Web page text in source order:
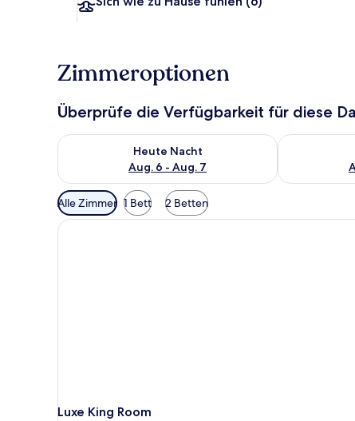
Zimmeroptionen
Überprüfe die Verfügbarkeit für diese
Heute Nacht
Aug. 6 - Aug. 7
Überprüfe die Verfügbarkeit für heute Nacht, Aug. 6
Überprüfe
Verfügbare
Filter
für
Alle Zimmer 1 Bett 2 Betten
Luxe King Room